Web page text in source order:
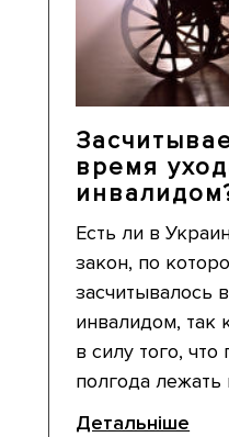
время
Есть ли в
закон, по
засчитывалось
инвалидом, так
в силу того,
полгода лежать
Детальніше